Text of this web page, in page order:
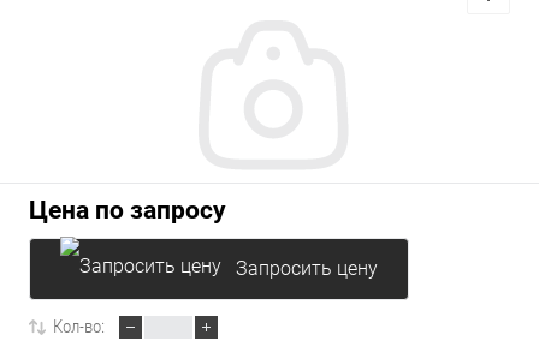
Цена по запросу
Запросить цену
Кол-во: